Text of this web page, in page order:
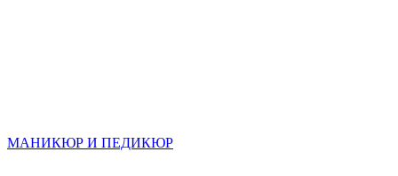
МАНИКЮР И ПЕДИКЮР